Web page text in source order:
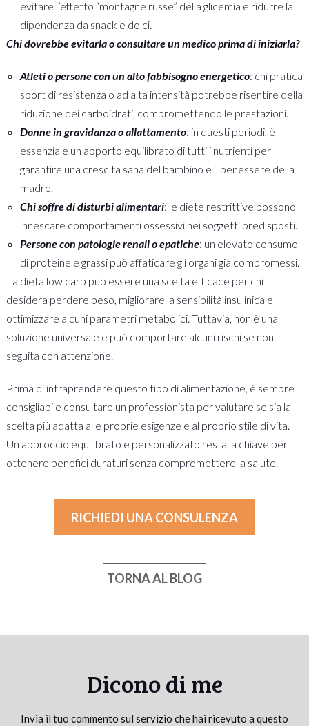
evitare l’effetto “montagne russe” della glicemia e ridurre la
dipendenza da snack e dolci.
Chi dovrebbe evitarla o consultare un medico prima di iniziarla?
Atleti o persone con un alto fabbisogno energetico: chi pratica
sport di resistenza o ad alta intensità potrebbe risentire della
riduzione dei carboidrati, compromettendo le prestazioni.
Donne in gravidanza o allattamento: in questi periodi, è
essenziale un apporto equilibrato di tutti i nutrienti per
garantire una crescita sana del bambino e il benessere della
madre.
Chi soffre di disturbi alimentari: le diete restrittive possono
innescare comportamenti ossessivi nei soggetti predisposti.
Persone con patologie renali o epatiche: un elevato consumo
di proteine e grassi può affaticare gli organi già compromessi.
La dieta low carb può essere una scelta efficace per chi
desidera perdere peso, migliorare la sensibilità insulinica e
ottimizzare alcuni parametri metabolici. Tuttavia, non è una
soluzione universale e può comportare alcuni rischi se non
seguita con attenzione.
Prima di intraprendere questo tipo di alimentazione, è sempre
consigliabile consultare un professionista per valutare se sia la
scelta più adatta alle proprie esigenze e al proprio stile di vita.
Un approccio equilibrato e personalizzato resta la chiave per
ottenere benefici duraturi senza compromettere la salute.
RICHIEDI UNA CONSULENZA
TORNA AL BLOG
Dicono di me
Invia il tuo commento sul servizio che hai ricevuto a questo